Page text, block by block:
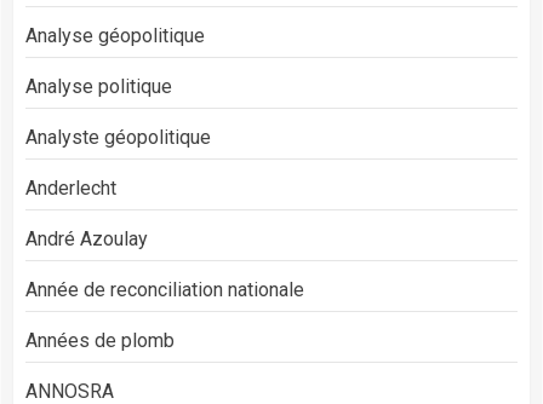
Analyse géopolitique
Analyse politique
Analyste géopolitique
Anderlecht
André Azoulay
Année de reconciliation nationale
Années de plomb
ANNOSRA